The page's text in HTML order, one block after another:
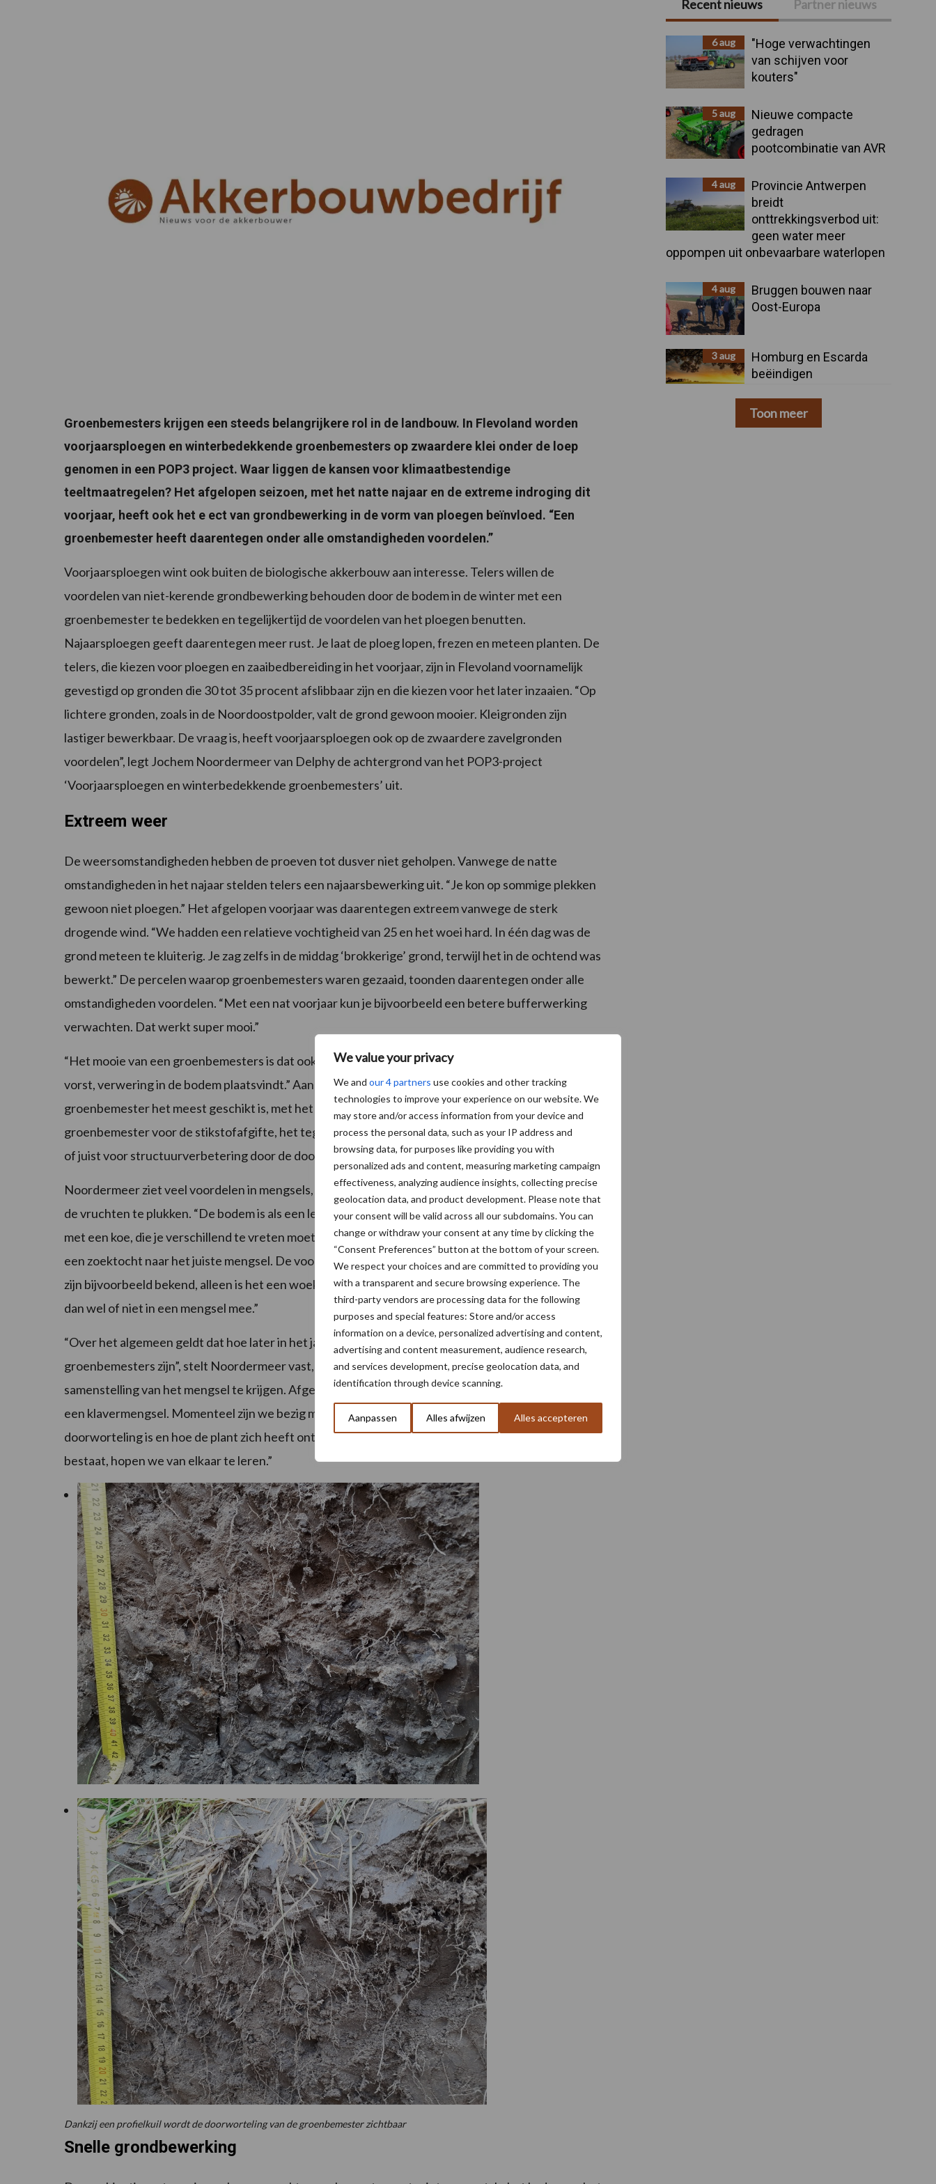
We value your privacy
We and our 4 partners use cookies and other tracking
technologies to improve your experience on our website. We
may store and/or access information from your device and
process the personal data, such as your IP address and
browsing data, for purposes like providing you with
personalized ads and content, measuring marketing campaign
effectiveness, analyzing audience insights, collecting precise
geolocation data, and product development. Please note that
your consent will be valid across all our subdomains. You can
change or withdraw your consent at any time by clicking the
“Consent Preferences” button at the bottom of your screen.
We respect your choices and are committed to providing you
with a transparent and secure browsing experience. The
third-party vendors are processing data for the following
purposes and special features: Store and/or access
information on a device, personalized advertising and content,
advertising and content measurement, audience research,
and services development, precise geolocation data, and
identification through device scanning.
Aanpassen Alles afwijzen Alles accepteren
Groenbemesters krijgen een steeds belangrijkere rol in de landbouw. In Flevoland worden
voorjaarsploegen en winterbedekkende groenbemesters op zwaardere klei onder de loep
genomen in een POP3 project. Waar liggen de kansen voor klimaatbestendige
teeltmaatregelen? Het afgelopen seizoen, met het natte najaar en de extreme indroging dit
voorjaar, heeft ook het e­ ect van grondbewerking in de vorm van ploegen beïnvloed. “Een
groenbemester heeft daarentegen onder alle omstandigheden voordelen.”
Voorjaarsploegen wint ook buiten de biologische akkerbouw aan interesse. Telers willen de
voordelen van niet-kerende grondbewerking behouden door de bodem in de winter met een
groenbemester te bedekken en tegelijkertijd de voordelen van het ploegen benutten.
Najaarsploegen geeft daarentegen meer rust. Je laat de ploeg lopen, frezen en meteen planten. De
telers, die kiezen voor ploegen en zaaibedbereiding in het voorjaar, zijn in Flevoland voornamelijk
gevestigd op gronden die 30 tot 35 procent afslibbaar zijn en die kiezen voor het later inzaaien. “Op
lichtere gronden, zoals in de Noordoostpolder, valt de grond gewoon mooier. Kleigronden zijn
lastiger bewerkbaar. De vraag is, heeft voorjaarsploegen ook op de zwaardere zavelgronden
voordelen”, legt Jochem Noordermeer van Delphy de achtergrond van het POP3-project
‘Voorjaarsploegen en winterbedekkende groenbemesters’ uit.
Extreem weer
De weersomstandigheden hebben de proeven tot dusver niet geholpen. Vanwege de natte
omstandigheden in het najaar stelden telers een najaarsbewerking uit. “Je kon op sommige plekken
gewoon niet ploegen.” Het afgelopen voorjaar was daarentegen extreem vanwege de sterk
drogende wind. “We hadden een relatieve vochtigheid van 25 en het woei hard. In één dag was de
grond meteen te kluiterig. Je zag zelfs in de middag ‘brokkerige’ grond, terwijl het in de ochtend was
bewerkt.” De percelen waarop groenbemesters waren gezaaid, toonden daarentegen onder alle
omstandigheden voordelen. “Met een nat voorjaar kun je bijvoorbeeld een betere bu­fferwerking
verwachten. Dat werkt super mooi.”
“Het mooie van een groenbemesters is dat ook met de zachte winters, zonder noemenswaardige
vorst, verwering in de bodem plaatsvindt.” Aan de teler is het om een keuze te maken welke
groenbemester het meest geschikt is, met het doel dat die voor ogen hebt. Kies je een
groenbemester voor de stikstofafgifte, het tegengaan van veronkruiden wat vooral in de bio speelt
of juist voor structuurverbetering door de doorworteling.”
Noordermeer ziet veel voordelen in mengsels, om voor bodemverbetering op verschillende fronten
de vruchten te plukken. “De bodem is als een levend organisme. Een veehouder vergeleek het eens
met een koe, die je verschillend te vreten moet geven, anders vreet die niet of slecht. Het is nog wel
een zoektocht naar het juiste mengsel. De voordelen van gele mosterd op structuurgevoelige grond
zijn bijvoorbeeld bekend, alleen is het een woekeraar en neemt die heel snel een plek in. Neem je die
dan wel of niet in een mengsel mee.”
“Over het algemeen geldt dat hoe later in het jaar je zaait, hoe minder mogelijkheden er qua
groenbemesters zijn”, stelt Noordermeer vast, “Veel telers mengen al om zo een perfecte
samenstelling van het mengsel te krijgen. Afgelopen najaar zaaiden we in het kader van dit project
een klavermengsel. Momenteel zijn we bezig met het graven van profielkuilen om te kijken hoe de
doorworteling is en hoe de plant zich heeft ontwikkeld. Met de kennis, die al over de soorten
bestaat, hopen we van elkaar te leren.”
Dankzij een profielkuil wordt de doorworteling van de groenbemester zichtbaar
Snelle grondbewerking
Primaire
Sidebar
Recent nieuws Partner nieuws
6 aug
"Hoge verwachtingen
van schijven voor
kouters"
5 aug
Nieuwe compacte
gedragen
pootcombinatie van AVR
4 aug
Provincie Antwerpen
breidt
onttrekkingsverbod uit:
geen water meer
oppompen uit onbevaarbare waterlopen
4 aug
Bruggen bouwen naar
Oost-Europa
3 aug
Homburg en Escarda
beëindigen
Toon meer